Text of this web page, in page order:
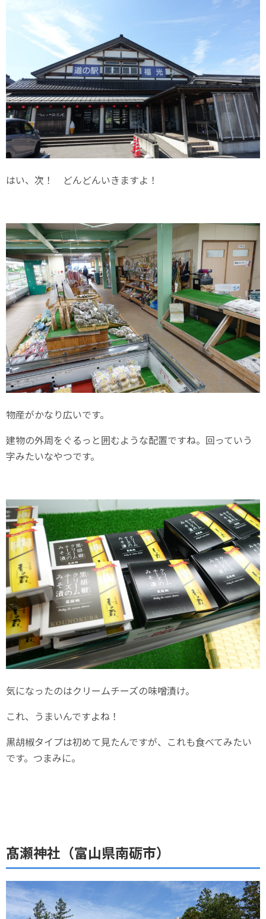
はい、次！ どんどんいきますよ！
物産がかなり広いです。
建物の外周をぐるっと囲むような配置ですね。回っていう
字みたいなやつです。
気になったのはクリームチーズの味噌漬け。
これ、うまいんですよね！
黒胡椒タイプは初めて見たんですが、これも食べてみたい
です。つまみに。
髙瀬神社（富山県南砺市）